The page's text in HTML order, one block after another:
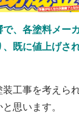
、各塗料メー
、既に値上げさ
工事を考えら
思います。